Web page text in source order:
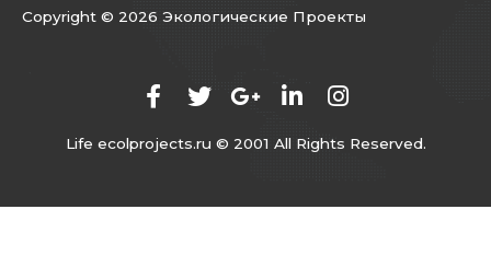
Copyright © 2026 Экологические Проекты
Life ecolprojects.ru © 2001 All Rights Reserved.